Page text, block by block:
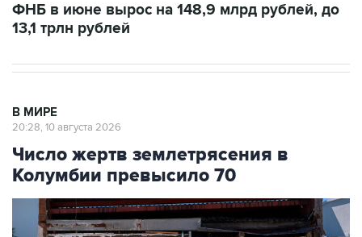
ФНБ в июне вырос на 148,9 млрд рублей, до
13,1 трлн рублей
В МИРЕ
20:28, 10 августа 2026
Число жертв землетрясения в
Колумбии превысило 70